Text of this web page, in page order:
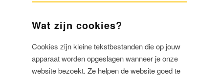
Wat zijn cookies?
Cookies zijn kleine tekstbestanden die op jouw
apparaat worden opgeslagen wanneer je onze
website bezoekt. Ze helpen de website goed te